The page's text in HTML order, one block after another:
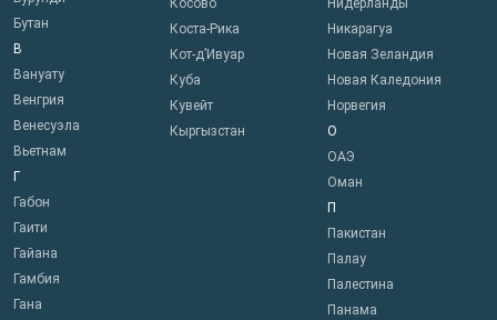
Бутан
В
Вануату
Венгрия
Венесуэла
Вьетнам
Г
Габон
Гаити
Гайана
Гамбия
Гана
Косово
Коста-Рика
Кот-д’Ивуар
Куба
Кувейт
Кыргызстан
Нидерланды
Никарагуа
Новая Зеландия
Новая Каледония
Норвегия
О
ОАЭ
Оман
П
Пакистан
Палау
Палестина
Панама